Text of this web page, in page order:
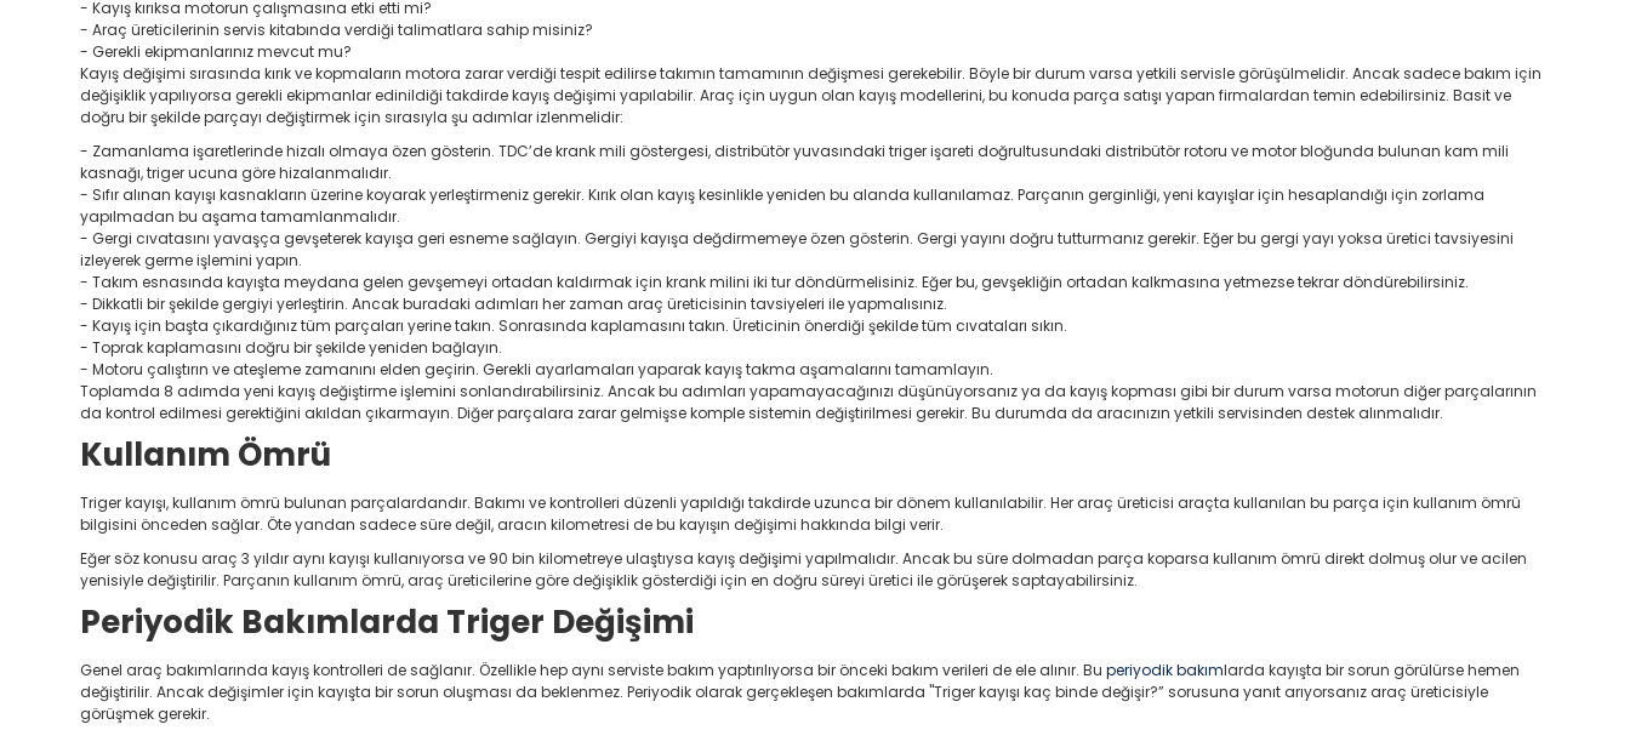
- Kayış kırıksa motorun çalışmasına etki etti mi?
- Araç üreticilerinin servis kitabında verdiği talimatlara sahip misiniz?
- Gerekli ekipmanlarınız mevcut mu?
Kayış değişimi sırasında kırık ve kopmaların motora zarar verdiği tespit edilirse takımın tamamının değişmesi gerekebilir. Böyle bir durum varsa yetkili servisle görüşülmelidir. Ancak sadece bakım için
değişiklik yapılıyorsa gerekli ekipmanlar edinildiği takdirde kayış değişimi yapılabilir. Araç için uygun olan kayış modellerini, bu konuda parça satışı yapan firmalardan temin edebilirsiniz. Basit ve
doğru bir şekilde parçayı değiştirmek için sırasıyla şu adımlar izlenmelidir:
- Zamanlama işaretlerinde hizalı olmaya özen gösterin. TDC’de krank mili göstergesi, distribütör yuvasındaki triger işareti doğrultusundaki distribütör rotoru ve motor bloğunda bulunan kam mili
kasnağı, triger ucuna göre hizalanmalıdır.
- Sıfır alınan kayışı kasnakların üzerine koyarak yerleştirmeniz gerekir. Kırık olan kayış kesinlikle yeniden bu alanda kullanılamaz. Parçanın gerginliği, yeni kayışlar için hesaplandığı için zorlama
yapılmadan bu aşama tamamlanmalıdır.
- Gergi cıvatasını yavaşça gevşeterek kayışa geri esneme sağlayın. Gergiyi kayışa değdirmemeye özen gösterin. Gergi yayını doğru tutturmanız gerekir. Eğer bu gergi yayı yoksa üretici tavsiyesini
izleyerek germe işlemini yapın.
- Takım esnasında kayışta meydana gelen gevşemeyi ortadan kaldırmak için krank milini iki tur döndürmelisiniz. Eğer bu, gevşekliğin ortadan kalkmasına yetmezse tekrar döndürebilirsiniz.
- Dikkatli bir şekilde gergiyi yerleştirin. Ancak buradaki adımları her zaman araç üreticisinin tavsiyeleri ile yapmalısınız.
- Kayış için başta çıkardığınız tüm parçaları yerine takın. Sonrasında kaplamasını takın. Üreticinin önerdiği şekilde tüm cıvataları sıkın.
- Toprak kaplamasını doğru bir şekilde yeniden bağlayın.
- Motoru çalıştırın ve ateşleme zamanını elden geçirin. Gerekli ayarlamaları yaparak kayış takma aşamalarını tamamlayın.
Toplamda 8 adımda yeni kayış değiştirme işlemini sonlandırabilirsiniz. Ancak bu adımları yapamayacağınızı düşünüyorsanız ya da kayış kopması gibi bir durum varsa motorun diğer parçalarının
da kontrol edilmesi gerektiğini akıldan çıkarmayın. Diğer parçalara zarar gelmişse komple sistemin değiştirilmesi gerekir. Bu durumda da aracınızın yetkili servisinden destek alınmalıdır.
Kullanım Ömrü
Triger kayışı, kullanım ömrü bulunan parçalardandır. Bakımı ve kontrolleri düzenli yapıldığı takdirde uzunca bir dönem kullanılabilir. Her araç üreticisi araçta kullanılan bu parça için kullanım ömrü
bilgisini önceden sağlar. Öte yandan sadece süre değil, aracın kilometresi de bu kayışın değişimi hakkında bilgi verir.
Eğer söz konusu araç 3 yıldır aynı kayışı kullanıyorsa ve 90 bin kilometreye ulaştıysa kayış değişimi yapılmalıdır. Ancak bu süre dolmadan parça koparsa kullanım ömrü direkt dolmuş olur ve acilen
yenisiyle değiştirilir. Parçanın kullanım ömrü, araç üreticilerine göre değişiklik gösterdiği için en doğru süreyi üretici ile görüşerek saptayabilirsiniz.
Periyodik Bakımlarda Triger Değişimi
Genel araç bakımlarında kayış kontrolleri de sağlanır. Özellikle hep aynı serviste bakım yaptırılıyorsa bir önceki bakım verileri de ele alınır. Bu periyodik bakımlarda kayışta bir sorun görülürse hemen
değiştirilir. Ancak değişimler için kayışta bir sorun oluşması da beklenmez. Periyodik olarak gerçekleşen bakımlarda "Triger kayışı kaç binde değişir?” sorusuna yanıt arıyorsanız araç üreticisiyle
görüşmek gerekir.